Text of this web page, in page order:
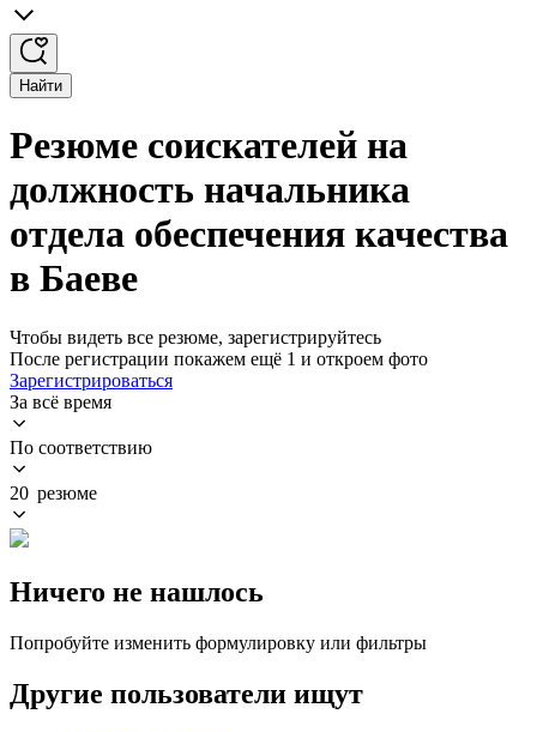
Найти
Резюме соискателей на
должность начальника
отдела обеспечения качества
в Баеве
Чтобы видеть все резюме, зарегистрируйтесь
После регистрации покажем ещё 1 и откроем фото
Зарегистрироваться
За всё время
По соответствию
20 резюме
Ничего не нашлось
Попробуйте изменить формулировку или фильтры
Другие пользователи ищут